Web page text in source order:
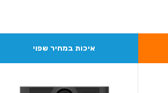
איכות במחיר שפוי